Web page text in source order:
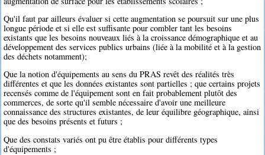
Qu'il faut par ailleurs évaluer si cette augmentation se poursuit sur une plus
longue période et si elle est suffisante pour combler tant les besoins
existants que les besoins nouveaux liés à la croissance démographique et au
développement des services publics urbains (liée à la mobilité et à la gestion
des déchets notamment);
Que la notion d'équipements au sens du PRAS revêt des réalités très
différentes et que les données existantes sont partielles ; que certains projets
recensés comme de l'équipement sont en fait probablement plutôt des
commerces, de sorte qu'il semble nécessaire d'avoir une meilleure
connaissance des structures existantes, de leur équilibre géographique, ainsi
que des besoins présents et futurs ;
Que des constats variés ont pu être établis pour différents types
d'équipements ;